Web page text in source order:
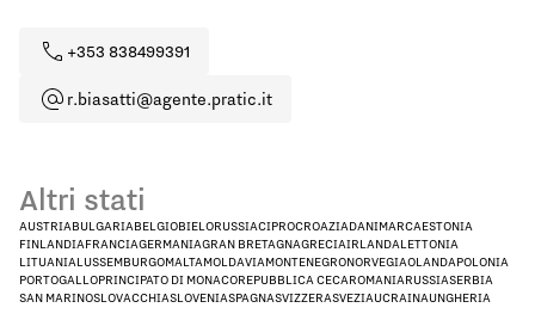
+353 838499391
r.biasatti@agente.pratic.it
Altri stati
AUSTRIABULGARIABELGIOBIELORUSSIACIPROCROAZIADANIMARCAESTONIA
FINLANDIAFRANCIAGERMANIAGRAN BRETAGNAGRECIAIRLANDALETTONIA
LITUANIALUSSEMBURGOMALTAMOLDAVIAMONTENEGRONORVEGIAOLANDAPOLONIA
PORTOGALLOPRINCIPATO DI MONACOREPUBBLICA CECAROMANIARUSSIASERBIA
SAN MARINOSLOVACCHIASLOVENIASPAGNASVIZZERASVEZIAUCRAINAUNGHERIA